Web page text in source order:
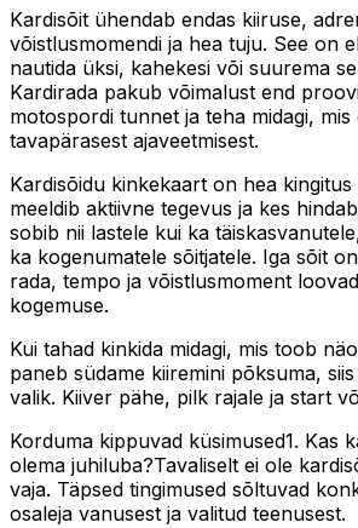
Kardisõit ühendab endas kiiruse,
võistlusmomendi ja hea tuju. See on
nautida üksi, kahekesi või suurema
Kardirada pakub võimalust end
motospordi tunnet ja teha midagi, mis
tavapärasest ajaveetmisest.
Kardisõidu kinkekaart on hea kingitus
meeldib aktiivne tegevus ja kes
sobib nii lastele kui ka
ka kogenumatele sõitjatele. Iga sõit
rada, tempo ja võistlusmoment
kogemuse.
Kui tahad kinkida midagi, mis toob
paneb südame kiiremini põksuma,
valik. Kiiver pähe, pilk rajale ja start
Korduma kippuvad küsimused1. Kas
olema juhiluba?Tavaliselt ei ole
vaja. Täpsed tingimused sõltuvad
osaleja vanusest ja valitud teenusest.